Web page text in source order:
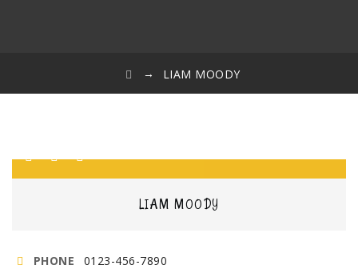
→ LIAM MOODY
LIAM MOODY
PHONE 0123-456-7890